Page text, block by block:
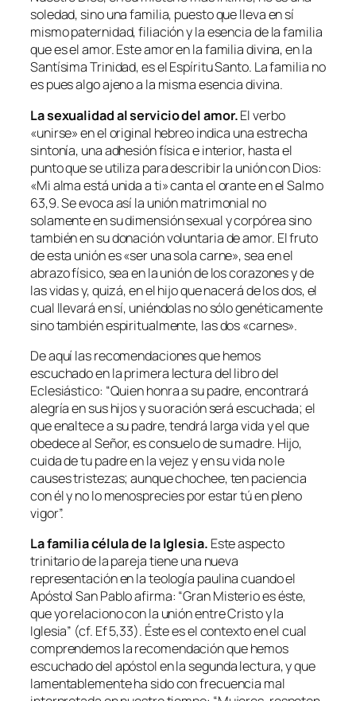
soledad, sino una familia, puesto que lleva en sí
mismo paternidad, filiación y la esencia de la familia
que es el amor. Este amor en la familia divina, en la
Santísima Trinidad, es el Espíritu Santo. La familia no
es pues algo ajeno a la misma esencia divina.
La sexualidad al servicio del amor.El verbo
«unirse» en el original hebreo indica una estrecha
sintonía, una adhesión física e interior, hasta el
punto que se utiliza para describir la unión con Dios:
«Mi alma está unida a ti» canta el orante en el Salmo
63,9. Se evoca así la unión matrimonial no
solamente en su dimensión sexual y corpórea sino
también en su donación voluntaria de amor. El fruto
de esta unión es «ser una sola carne», sea en el
abrazo físico, sea en la unión de los corazones y de
las vidas y, quizá, en el hijo que nacerá de los dos, el
cual llevará en sí, uniéndolas no sólo genéticamente
sino también espiritualmente, las dos «carnes».
De aquí las recomendaciones que hemos
escuchado en la primera lectura del libro del
Eclesiástico: “Quien honra a su padre, encontrará
alegría en sus hijos y su oración será escuchada; el
que enaltece a su padre, tendrá larga vida y el que
obedece al Señor, es consuelo de su madre. Hijo,
cuida de tu padre en la vejez y en su vida no le
causes tristezas; aunque chochee, ten paciencia
con él y no lo menosprecies por estar tú en pleno
vigor”.
La familia célula de la Iglesia. Este aspecto
trinitario de la pareja tiene una nueva
representación en la teología paulina cuando el
Apóstol San Pablo afirma: “Gran Misterio es éste,
que yo relaciono con la unión entre Cristo y la
Iglesia” (cf. Ef 5,33). Éste es el contexto en el cual
comprendemos la recomendación que hemos
escuchado del apóstol en la segunda lectura, y que
lamentablemente ha sido con frecuencia mal